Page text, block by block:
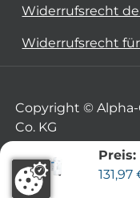
Preis:
131,97
Widerrufsrecht
Widerrufsrecht
Copyright ©
Co. KG